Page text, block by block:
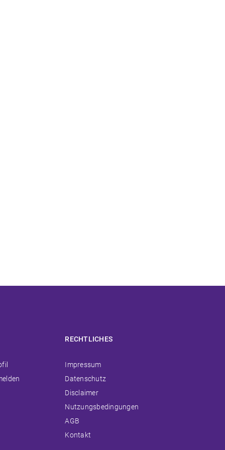
RECHTLICHES
Navigation
überspringen
Impressum
Datenschutz
Disclaimer
Nutzungsbedingungen
AGB
Kontakt